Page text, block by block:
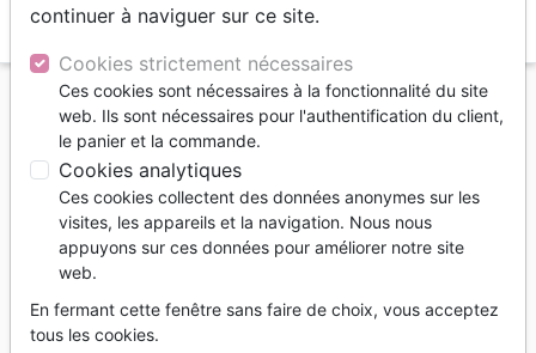
Accueil Auteurs Esther GARCIA CORTES
Liste des produits par auteur
Filtrertune
Jeunesse
continuer à naviguer sur ce site.
Cookies strictement nécessaires
Ces cookies sont nécessaires à la fonctionnalité du site
web. Ils sont nécessaires pour l'authentification du client,
le panier et la commande.
Cookies analytiques
Ces cookies collectent des données anonymes sur les
visites, les appareils et la navigation. Nous nous
appuyons sur ces données pour améliorer notre site
web.
En fermant cette fenêtre sans faire de choix, vous acceptez
tous les cookies.